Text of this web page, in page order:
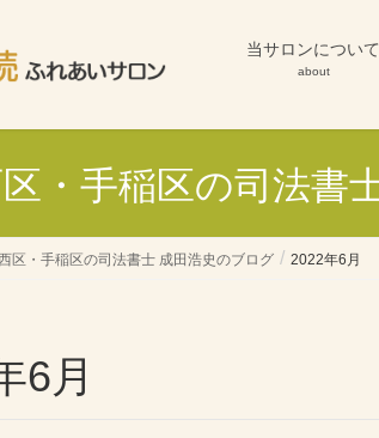
当サロンについて
about
・手稲区の司法書
区・手稲区の司法書士 成田浩史のブログ 2022年6月
6月